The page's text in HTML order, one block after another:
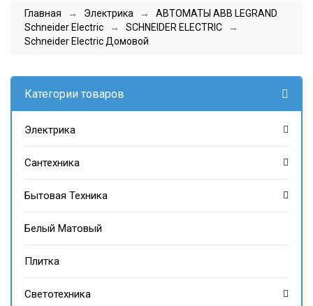
Главная → Электрика → АВТОМАТЫ ABB LEGRAND
Schneider Electric
→ SCHNEIDER ELECTRIC
→
Schneider Electric Домовой
Категории товаров
Электрика
Сантехника
Бытовая Техника
Белый Матовый
Плитка
Светотехника